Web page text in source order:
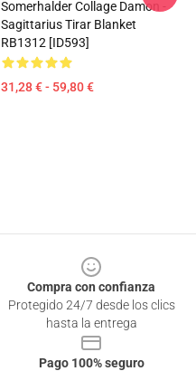
Somerhalder Collage Damon -
Sagittarius Tirar Blanket
RB1312 [ID593]
31,28 € - 59,80 €
Compra con confianza
Protegido 24/7 desde los clics
hasta la entrega
Pago 100% seguro